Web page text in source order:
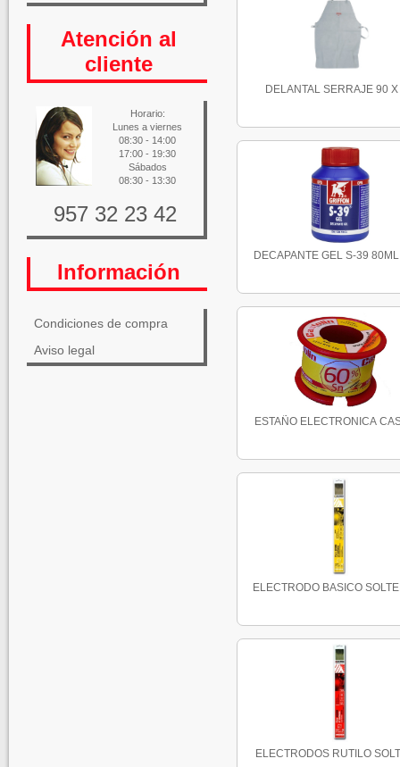
Atención al
cliente
Horario:
Lunes a viernes
08:30 - 14:00
17:00 - 19:30
Sábados
08:30 - 13:30
957 32 23 42
Información
Condiciones de compra
Aviso legal
DELANTAL SERRAJE 90
DECAPANTE GEL S-39
ESTAÑO ELECTRONICA
ELECTRODO BASICO
ELECTRODOS RUTILO